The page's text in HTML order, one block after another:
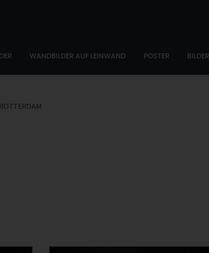
WANDBILDER AUF LEINWAND POSTER
Dieses Produkt weist mehrere Varianten auf. Die Optionen können auf der Produktseite gewählt werden